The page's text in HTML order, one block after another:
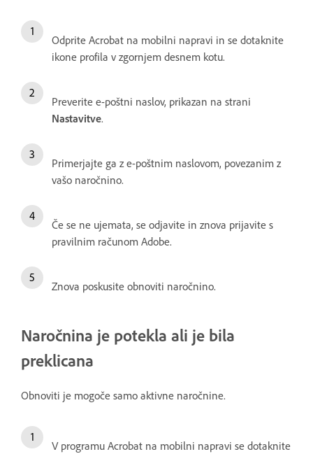
Odprite Acrobat na mobilni napravi in se dotaknite
ikone profila v zgornjem desnem kotu.
Preverite e-poštni naslov, prikazan na strani
Nastavitve.
Primerjajte ga z e-poštnim naslovom, povezanim z
vašo naročnino.
Če se ne ujemata, se odjavite in znova prijavite s
pravilnim računom Adobe.
Znova poskusite obnoviti naročnino.
Naročnina je potekla ali je bila
preklicana
Obnoviti je mogoče samo aktivne naročnine.
V programu Acrobat na mobilni napravi se dotaknite